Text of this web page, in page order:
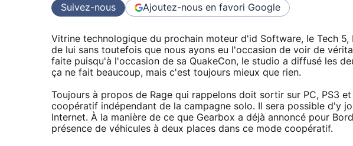
Suivez-nous Ajoutez-nous en favori Google
Vitrine technologique du prochain moteur d'id Software, le Tech
de lui sans toutefois que nous ayons eu l'occasion de voir de
faite puisqu'à l'occasion de sa QuakeCon, le studio a diffusé les
ça ne fait beaucoup, mais c'est toujours mieux que rien.
Toujours à propos de Rage qui rappelons doit sortir sur PC, PS3
coopératif indépendant de la campagne solo. Il sera possible d'y
Internet. À la manière de ce que Gearbox a déjà annoncé pour
présence de véhicules à deux places dans ce mode coopératif.